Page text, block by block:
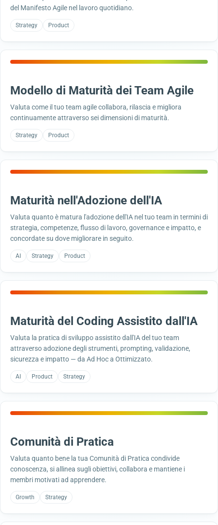
del Manifesto Agile nel lavoro quotidiano.
Strategy Product
Modello di Maturità dei Team Agile
Valuta come il tuo team agile collabora, rilascia e migliora
continuamente attraverso sei dimensioni di maturità.
Strategy Product
Maturità nell'Adozione dell'IA
Valuta quanto è matura l'adozione dell'IA nel tuo team in termini di
strategia, competenze, flusso di lavoro, governance e impatto, e
concordate su dove migliorare in seguito.
AI Strategy Product
Maturità del Coding Assistito dall'IA
Valuta la pratica di sviluppo assistito dall'IA del tuo team
attraverso adozione degli strumenti, prompting, validazione,
sicurezza e impatto — da Ad Hoc a Ottimizzato.
AI Product Strategy
Comunità di Pratica
Valuta quanto bene la tua Comunità di Pratica condivide
conoscenza, si allinea sugli obiettivi, collabora e mantiene i
membri motivati ad apprendere.
Growth Strategy